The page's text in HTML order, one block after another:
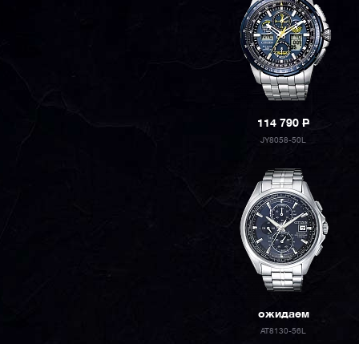
114 790P
JY8058-50L
ожидаем
AT8130-56L